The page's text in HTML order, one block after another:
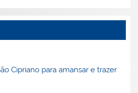
Cipriano para amansar e trazer